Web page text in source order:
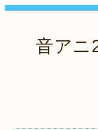
音アニ